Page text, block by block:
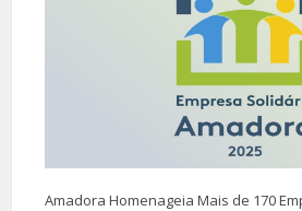
Amadora Homenageia Mais de 170